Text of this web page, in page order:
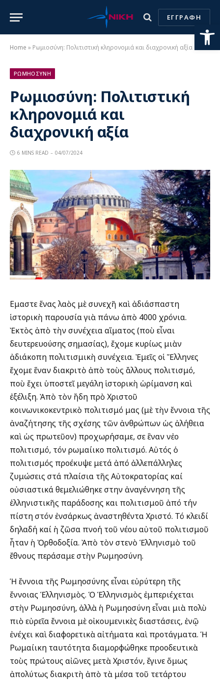
ΕΓΓΡΑΦΗ
Home » Ρωμιοσύνη: Πολιτιστική κληρονομιά και διαχρονική αξία
ΡΩΜΗΟΣΥΝΗ
Ρωμιοσύνη: Πολιτιστική
κληρονομιά και
διαχρονική αξία
6 MINS READ 04/07/2024
Εἴμαστε ἕνας λαὸς μὲ συνεχῆ καὶ ἀδιάσπαστη
ἱστορικὴ παρουσία γιὰ πάνω ἀπὸ 4000 χρόνια.
Ἐκτὸς ἀπὸ τὴν συνέχεια αἵματος (ποὺ εἶναι
δευτερευούσης σημασίας), ἔχομε κυρίως μιὰν
ἀδιάκοπη πολιτισμικὴ συνέχεια. Ἐμεῖς οἱ Ἕλληνες
ἔχομε ἕναν διακριτὸ ἀπὸ τοὺς ἄλλους πολιτισμό,
ποὺ ἔχει ὑποστεῖ μεγάλη ἱστορικὴ ὡρίμανση καὶ
ἐξέλιξη. Ἀπὸ τὸν ἤδη πρὸ Χριστοῦ
κοινωνικοκεντρικὸ πολιτισμό μας (μὲ τὴν ἔννοια τῆς
ἀναζήτησης τῆς σχέσης τῶν ἀνθρώπων ὡς ἀλήθεια
καὶ ὡς πρωτεῦον) προχωρήσαμε, σε ἓναν νἐο
πολιτισμό, τόν ρωμαίικο πολιτισμό. Αὐτός ὁ
πολιτισμός προέκυψε μετά ἀπό ἀλλεπάλληλες
ζυμώσεις στά πλαίσια τῆς Αὐτοκρατορίας καί
οὐσιαστικά θεμελιώθηκε στην ἀναγέννηση τῆς
ἑλληνιστικῆς παράδοσης και πολιτισμοῦ ἀπό τήν
πίστη στόν ἐνσάρκως ἀναστηθέντα Χριστό. Τό κλειδί
δηλαδή καί ἡ ζῶσα πνοή τοῦ νέου αὐτοῦ πολιτισμοῦ
ἦταν ἡ Ὀρθοδοξία. Ἀπὸ τὸν στενὸ Ἑλληνισμὸ τοῦ
ἔθνους περάσαμε στὴν Ρωμηοσύνη.
Ἡ ἔννοια τῆς Ρωμηοσύνης εἶναι εὐρύτερη τῆς
ἔννοιας Ἑλληνισμὸς. Ὁ Ἑλληνισμὸς ἐμπεριέχεται
στὴν Ρωμηοσύνη, ἀλλὰ ἡ Ρωμηοσύνη εἶναι μιὰ πολὺ
πιὸ εὐρεῖα ἔννοια μὲ οἰκουμενικὲς διαστάσεις, ἐνῷ
ἐνέχει καὶ διαφορετικὰ αἰτήματα καὶ προτάγματα. Ἡ
Ρωμαίικη ταυτότητα διαμορφώθηκε προοδευτικὰ
τοὺς πρώτους αἰῶνες μετὰ Χριστόν, ἔγινε ὅμως
ἀπολύτως διακριτὴ ἀπὸ τὰ μέσα τοῦ τετάρτου